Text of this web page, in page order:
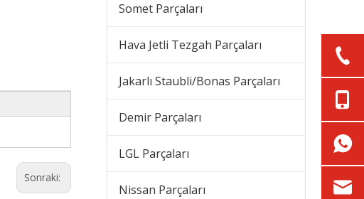
Sonraki:
Somet Parçaları
Hava Jetli Tezgah Parçaları
Jakarlı Staubli/Bonas Parçaları
Demir Parçaları
LGL Parçaları
Nissan Parçaları